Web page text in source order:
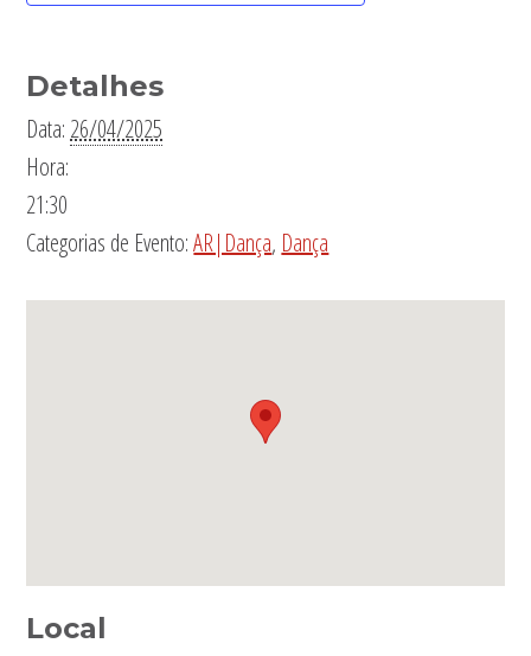
Detalhes
Data: 26/04/2025
Hora:
21:30
Categorias de Evento:AR|Dança, Dança
Local